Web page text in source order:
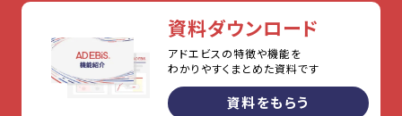
資料ダウンロード
アドエビスの特徴や機能を
わかりやすくまとめた資料です
資料をもらう